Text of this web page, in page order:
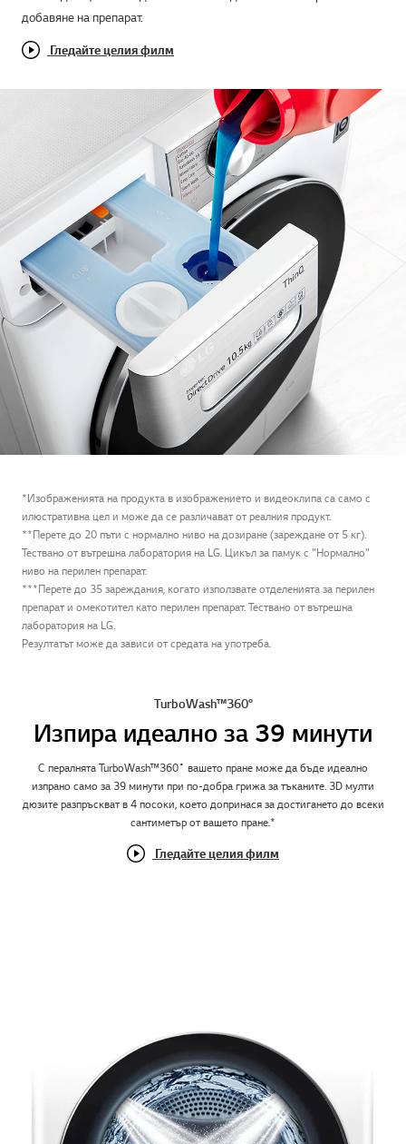
добавяне на препарат.
Гледайте целия филм
*Изображенията на продукта в изображението и видеоклипа са само с
илюстративна цел и може да се различават от реалния продукт.
**Перете до 20 пъти с нормално ниво на дозиране (зареждане от 5 кг).
Тествано от вътрешна лаборатория на LG. Цикъл за памук с "Нормално"
ниво на перилен препарат.
***Перете до 35 зареждания, когато използвате отделенията за перилен
препарат и омекотител като перилен препарат. Тествано от вътрешна
лаборатория на LG.
Резултатът може да зависи от средата на употреба.
TurboWash™360°
Изпира идеално за 39 минути
С пералнята TurboWash™360˚ вашето пране може да бъде идеално
изпрано само за 39 минути при по-добра грижа за тъканите. 3D мулти
дюзите разпръскват в 4 посоки, което допринася за достигането до всеки
сантиметър от вашето пране.*
Гледайте целия филм